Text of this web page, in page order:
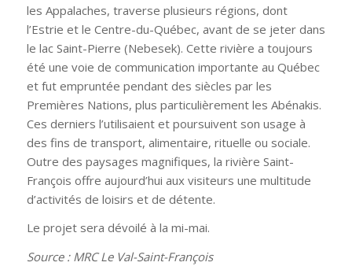
les Appalaches, traverse plusieurs régions, dont
l’Estrie et le Centre-du-Québec, avant de se jeter dans
le lac Saint-Pierre (Nebesek). Cette rivière a toujours
été une voie de communication importante au Québec
et fut empruntée pendant des siècles par les
Premières Nations, plus particulièrement les Abénakis.
Ces derniers l’utilisaient et poursuivent son usage à
des fins de transport, alimentaire, rituelle ou sociale.
Outre des paysages magnifiques, la rivière Saint-
François offre aujourd’hui aux visiteurs une multitude
d’activités de loisirs et de détente.
Le projet sera dévoilé à la mi-mai.
Source : MRC Le Val-Saint-François